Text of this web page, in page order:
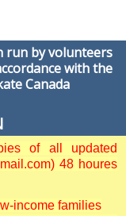
run by volunteers
with the
Canada
of all updated
48 houres
income families